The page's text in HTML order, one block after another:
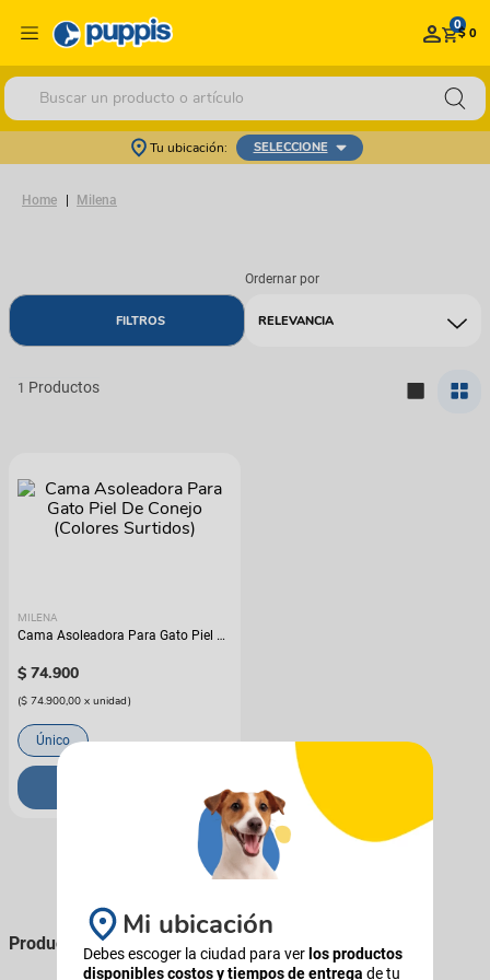
0$ 0
Buscar un producto o artículo
Tu ubicación: SELECCIONE
Milena
RELEVANCIA
1
MILENA
Cama Asoleadora Para Gato Piel De
$ 74.900
($ 74.900,00 x unidad)
Único
Productos que podés comprarle a tu perro
Mi ubicación
Debes escoger la ciudad para ver los productos
disponibles costos y tiempos de entrega de tu